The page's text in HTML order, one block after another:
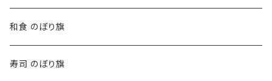
和食 のぼり旗
寿司 のぼり旗